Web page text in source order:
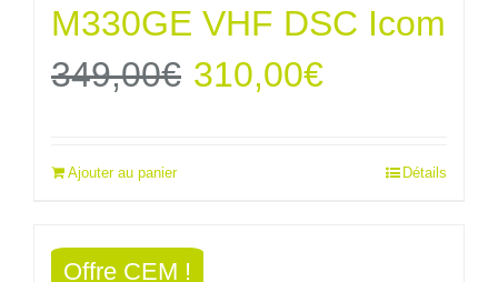
M330GE VHF DSC Icom
349,00€ Le
était :
310,00€Le
actuel
Ajouter au panier Détails
Offre CEM !